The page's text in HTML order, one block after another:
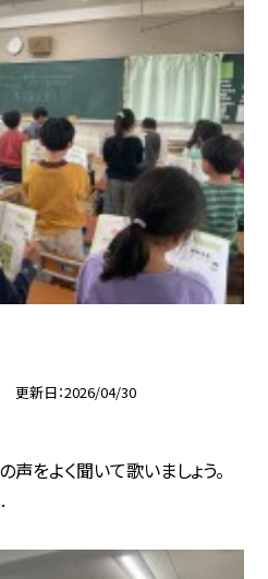
更新日 2026/04/30
をよく聞いて歌いましょう。